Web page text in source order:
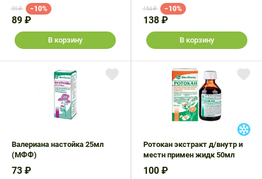
99 ₽ −10%
89 ₽
В корзину
154 ₽ −10%
138 ₽
В корзину
Валериана настойка 25мл
(МФФ)
73 ₽
Ротокан экстракт д/внутр и
местн примен жидк 50мл
100 ₽